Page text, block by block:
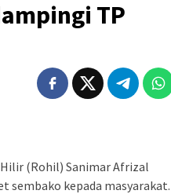
TP
(Rohil) Sanimar Afrizal
sembako kepada masyarakat.